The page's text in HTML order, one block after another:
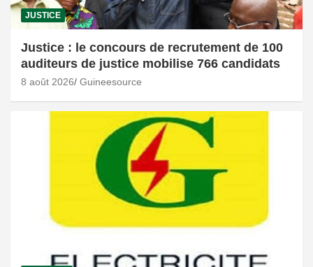
JUSTICE
Justice : le concours de recrutement de 100
auditeurs de justice mobilise 766 candidats
8 août 2026 Guineesource